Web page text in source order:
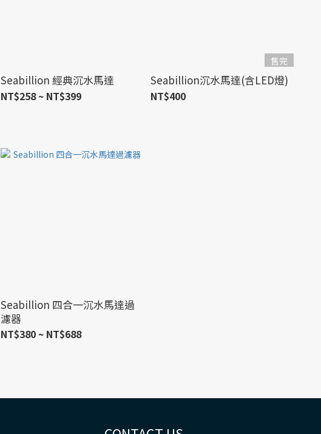
Seabillion 經典沉水馬達
NT$258 ~ NT$399
售完
Seabillion沉水馬達(含LED燈)
NT$400
Seabillion 四合一沉水馬達過
濾器
NT$380 ~ NT$688